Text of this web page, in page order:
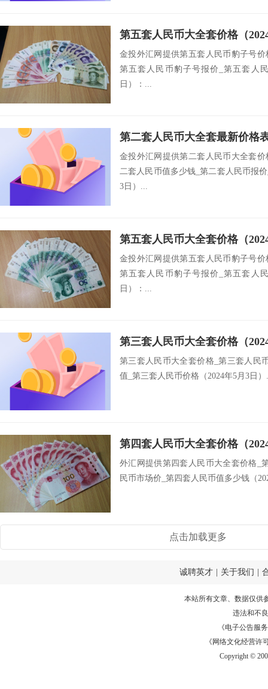
第五套人民币大全套价格（
金投外汇网提供第五套人民币豹子号
第五套人民币豹子号报价_第五套人
日）：...
第二套人民币大全套最新价格
金投外汇网提供第二套人民币大全套
二套人民币值多少钱_第二套人民币报
3日）...
第五套人民币大全套价格（
金投外汇网提供第五套人民币豹子号
第五套人民币豹子号报价_第五套人
日）：...
第三套人民币大全套价格（
第三套人民币大全套价格_第三套人民
值_第三套人民币价格（2024年5月3日）
第四套人民币大全套价格（
外汇网提供第四套人民币大全套价格_
民币市场价_第四套人民币值多少钱（
点击加载更多
诚聘英才 关于我们
本站所有文章、数据仅供
违法和不
《电子公告服务
《网络文化经营许
Copyright ©